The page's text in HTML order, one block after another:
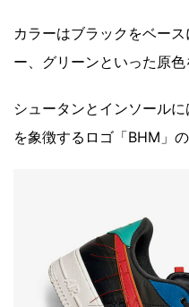
カラーはブラックをベー
ー、グリーンといった原色
シュータンとインソール
を象徴するロゴ「BHM」